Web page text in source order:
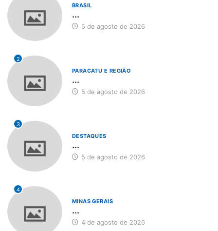
BRASIL
...
5 de agosto de 2026
2
PARACATU E REGIÃO
...
5 de agosto de 2026
3
DESTAQUES
...
5 de agosto de 2026
4
MINAS GERAIS
...
4 de agosto de 2026